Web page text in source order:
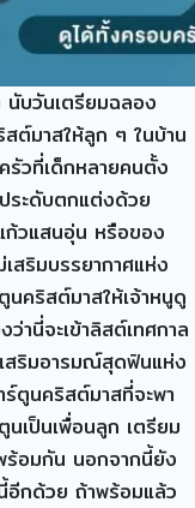
บวันเตรียมฉลอง
สต์มาสให้ลูก ๆ ในบ้าน
รัวที่เด็กหลายคนตั้ง
ระดับตกแต่งด้วย
ก้วแสนอุ่น หรือของ
ริมบรรยากาศแห่ง
นคริสต์มาสให้เจ้าหนูดู
านี่จะเข้าลิสต์เทศกาล
สริมอารมณ์สุดฟินแห่ง
ตูนคริสต์มาสที่จะพา
เป็นเพื่อนลูก เตรียม
ร้อมกัน นอกจากนี้ยัง
อีกด้วย ถ้าพร้อมแล้ว